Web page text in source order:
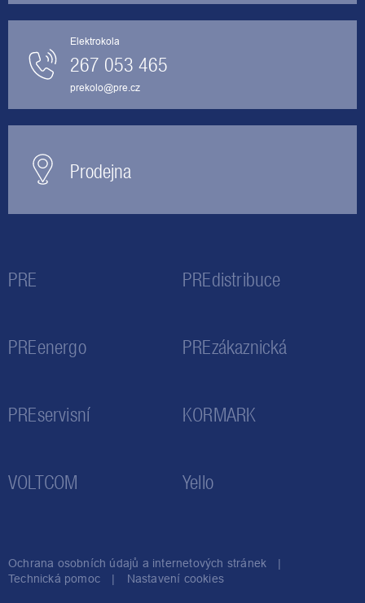
Elektrokola
267 053 465
prekolo@pre.cz
Prodejna
PRE PREdistribuce
PREenergo PREzákaznická
PREservisní KORMARK
VOLTCOM Yello
Ochrana osobních údajů a internetových stránek
Technická pomoc
Nastavení cookies